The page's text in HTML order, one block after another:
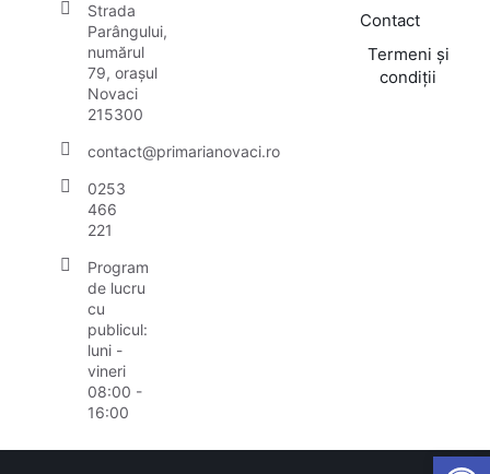
Strada
Parângului,
numărul
79, orașul
Novaci
215300
contact@primarianovaci.ro
0253
466
221
Program
de lucru
cu
publicul:
luni -
vineri
08:00 -
16:00
Contact
Termeni și
condiții